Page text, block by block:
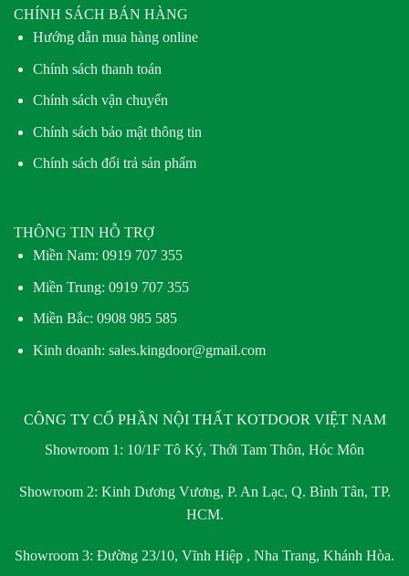
CHÍNH SÁCH BÁN HÀNG
Hướng dẫn mua hàng online
Chính sách thanh toán
Chính sách vận chuyển
Chính sách bảo mật thông tin
Chính sách đổi trả sản phẩm
THÔNG TIN HỖ TRỢ
Miền Nam: 0919 707 355
Miền Trung: 0919 707 355
Miền Bắc: 0908 985 585
Kinh doanh: sales.kingdoor@gmail.com
CÔNG TY CỔ PHẦN NỘI THẤT KOTDOOR VIỆT NAM
Showroom 1: 10/1F Tô Ký, Thới Tam Thôn, Hóc Môn
Showroom 2: Kinh Dương Vương, P. An Lạc, Q. Bình Tân, TP.
HCM.
Showroom 3: Đường 23/10, Vĩnh Hiệp , Nha Trang, Khánh Hòa.